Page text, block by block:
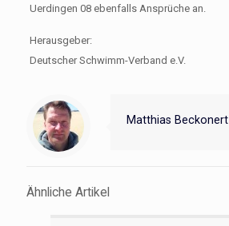
Uerdingen 08 ebenfalls Ansprüche an.
Herausgeber:
Deutscher Schwimm-Verband e.V.
Matthias Beckonert
Ähnliche Artikel